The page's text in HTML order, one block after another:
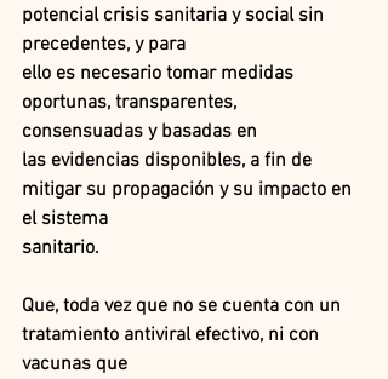
potencial crisis sanitaria y social sin
precedentes, y para
ello es necesario tomar medidas
oportunas, transparentes,
consensuadas y basadas en
las evidencias disponibles, a fin de
mitigar su propagación y su impacto en
el sistema
sanitario.
Que, toda vez que no se cuenta con un
tratamiento antiviral efectivo, ni con
vacunas que